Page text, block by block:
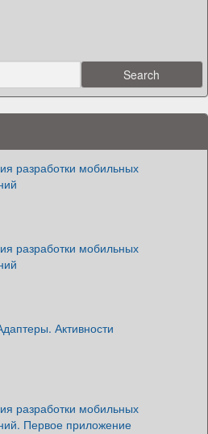
разработки мобильных
разработки мобильных
Активности
разработки мобильных
Первое приложение